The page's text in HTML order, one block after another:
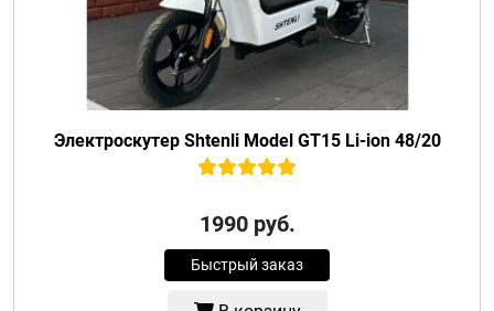
Электроскутер Shtenli Model GT15 Li-ion 48/20
1990руб.
Быстрый заказ